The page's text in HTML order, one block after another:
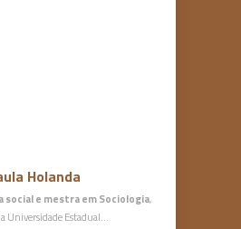
Holanda
social e mestra em Sociologia,
Universidade Estadual…